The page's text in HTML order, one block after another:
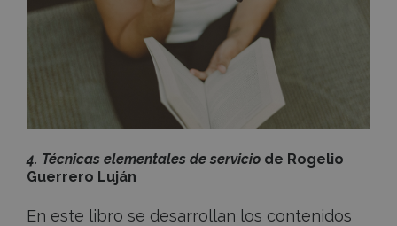
4. Técnicas elementales de servicio de Rogelio
Guerrero Luján
En este libro se desarrollan los contenidos